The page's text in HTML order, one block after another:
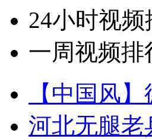
24小时视频
一周视频排
【中国风
河北无腿老